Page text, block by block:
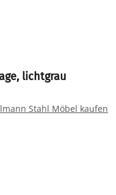
lichtgrau
Stahl Möbel kaufen